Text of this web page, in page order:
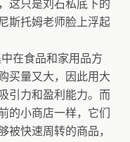
这只是刘石私底下的
斯托姆老师脸上浮起
在食品和家用品方
买量又大，因此用大
引力和盈利能力。而
的小商店一样，它们
被快速周转的商品，